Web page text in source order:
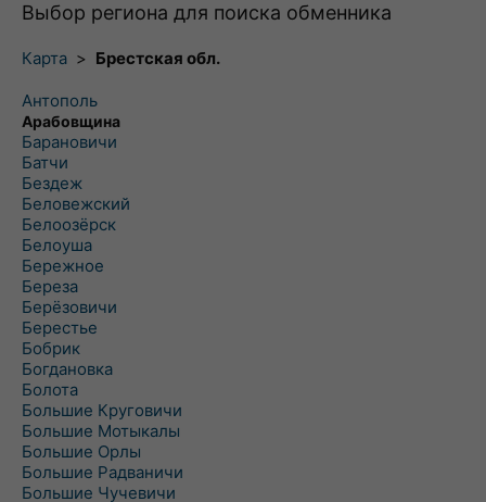
Выбор региона для поиска обменника
Карта > Брестская обл.
Антополь
Арабовщина
Барановичи
Батчи
Бездеж
Беловежский
Белоозёрск
Белоуша
Бережное
Береза
Берёзовичи
Берестье
Бобрик
Богдановка
Болота
Большие Круговичи
Большие Мотыкалы
Большие Орлы
Большие Радваничи
Большие Чучевичи